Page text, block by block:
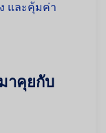
และคุ้มค่า
าคุยกับ